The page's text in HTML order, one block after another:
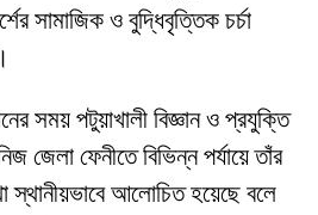
সামাজিক ও বুদ্ধিবৃত্তিক চর্চা
সময় পটুয়াখালী বিজ্ঞান ও প্রযুক্তি
জেলা ফেনীতে বিভিন্ন পর্যায়ে তাঁর
স্থানীয়ভাবে আলোচিত হয়েছে বলে